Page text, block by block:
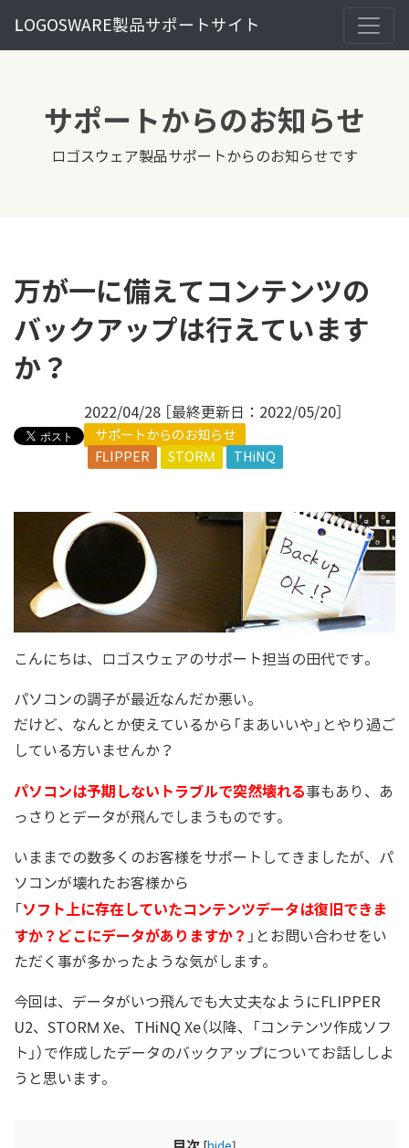
LOGOSWARE製品サポートサイト
サポートからのお知らせ
ロゴスウェア製品サポートからのお知らせです
万が一に備えてコンテンツの
バックアップは行えています
か？
2022/04/28 ［最終更新日：2022/05/20］
サポートからのお知らせ
FLIPPER
STORM THiNQ
こんにちは、ロゴスウェアのサポート担当の田代です。
パソコンの調子が最近なんだか悪い。
だけど、なんとか使えているから「まあいいや」とやり過ご
している方いませんか？
パソコンは予期しないトラブルで突然壊れる事もあり、あ
っさりとデータが飛んでしまうものです。
いままでの数多くのお客様をサポートしてきましたが、パ
ソコンが壊れたお客様から
「ソフト上に存在していたコンテンツデータは復旧できま
すか？どこにデータがありますか？ 」とお問い合わせをい
ただく事が多かったような気がします。
今回は、データがいつ飛んでも大丈夫なようにFLIPPER
U2、STORM Xe、THiNQ Xe（以降、「コンテンツ作成ソフ
ト」）で作成したデータのバックアップについてお話ししよ
うと思います。